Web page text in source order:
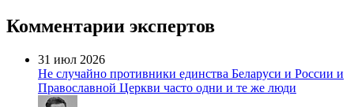
Комментарии экспертов
31 июл 2026
Не случайно противники единства Беларуси и России и
Православной Церкви часто одни и те же люди